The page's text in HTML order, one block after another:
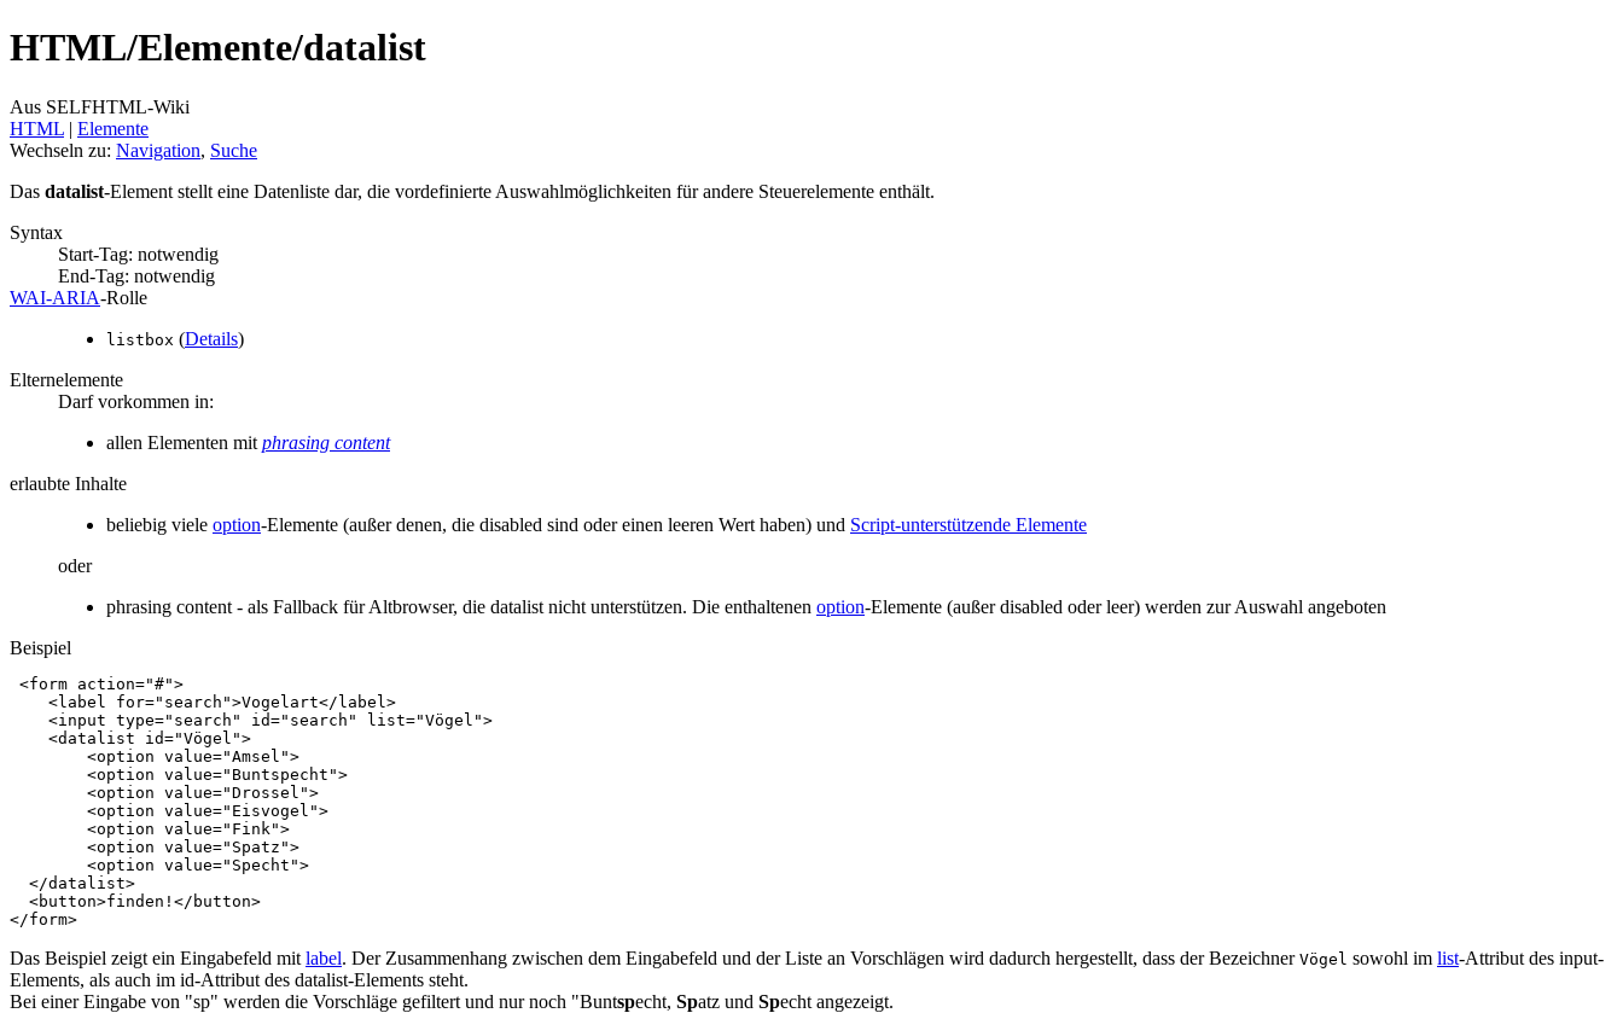
HTML/Elemente/datalist
Aus SELFHTML-Wiki
HTML ‎ | Elemente
Wechseln zu: Navigation, Suche
Das datalist-Element stellt eine Datenliste dar, die vordefinierte Auswahlmöglichkeiten für andere Steuerelemente enthält.
Syntax
Start-Tag: notwendig
End-Tag: notwendig
WAI‑ARIA‑Rolle
listbox (Details)
Elternelemente
Darf vorkommen in:
allen Elementen mit phrasing content
erlaubte Inhalte
beliebig viele option-Elemente (außer denen, die disabled sind oder einen leeren Wert haben) und Script-unterstützende Elemente
oder
phrasing content - als Fallback für Altbrowser, die datalist nicht unterstützen. Die enthaltenen option-Elemente (außer disabled oder leer) werden zur Auswahl angeboten
Beispiel
<form action="#">
<label for="search">Vogelart</ label >
<input type="search" id="search" list="Vögel">
<datalist id="Vögel">
<option value="Amsel">
<option value="Buntspecht">
<option value="Drossel">
<option value="Eisvogel">
<option value="Fink">
<option value="Spatz">
<option value="Specht">
</datalist>
<button>finden! </ button>
</form>
Das Beispiel zeigt ein Eingabefeld mit label. Der Zusammenhang zwischen dem Eingabefeld und der Liste an Vorschlägen wird dadurch hergestellt, dass der Bezeichner Vögel sowohl im list-Attribut des input-
Elements, als auch im id-Attribut des datalist-Elements steht.
Bei einer Eingabe von "sp" werden die Vorschläge gefiltert und nur noch "Buntspecht, Spatz und Specht angezeigt.